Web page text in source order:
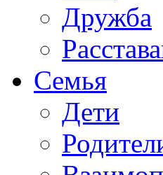
Дружба
Семья
Дети